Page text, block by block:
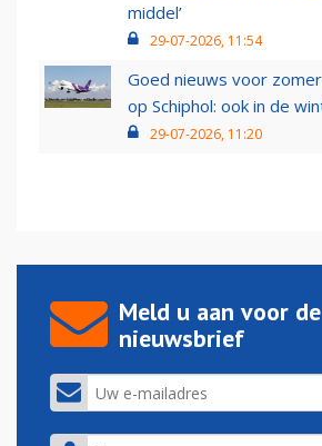
middel’
29-07-2026, 11:54
Goed nieuws voor
op Schiphol: ook in de
29-07-2026, 11:20
Meld u aan voor de
nieuwsbrief